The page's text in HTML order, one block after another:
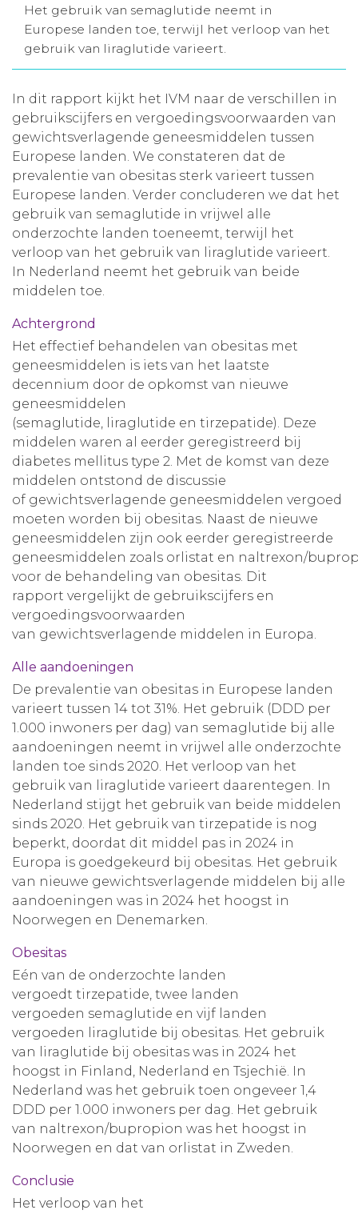
Aanmelden nieuwsbrief
Inloggen
Toegang leeromgeving
Het gebruik van semaglutide neemt in
Europese landen toe, terwijl het verloop van het
gebruik van liraglutide varieert.
In dit rapport kijkt het IVM naar de verschillen in
gebruikscijfers en vergoedingsvoorwaarden van
gewichtsverlagende geneesmiddelen tussen
Europese landen. We constateren dat de
prevalentie van obesitas sterk varieert tussen
Europese landen. Verder concluderen we dat het
gebruik van semaglutide in vrijwel alle
onderzochte landen toeneemt, terwijl het
verloop van het gebruik van liraglutide varieert.
In Nederland neemt het gebruik van beide
middelen toe.
Achtergrond
Het effectief behandelen van obesitas met
geneesmiddelen is iets van het laatste
decennium door de opkomst van nieuwe
geneesmiddelen
(semaglutide, liraglutide en tirzepatide). Deze
middelen waren al eerder geregistreerd bij
diabetes mellitus type 2. Met de komst van deze
middelen ontstond de discussie
of gewichtsverlagende geneesmiddelen vergoed
moeten worden bij obesitas. Naast de nieuwe
geneesmiddelen zijn ook eerder geregistreerde
geneesmiddelen zoals orlistat en naltrexon/
voor de behandeling van obesitas. Dit
rapport vergelijkt de gebruikscijfers en
vergoedingsvoorwaarden
van gewichtsverlagende middelen in Europa.
Alle aandoeningen
De prevalentie van obesitas in Europese landen
varieert tussen 14 tot 31%. Het gebruik (DDD per
1.000 inwoners per dag) van semaglutide bij alle
aandoeningen neemt in vrijwel alle onderzochte
landen toe sinds 2020. Het verloop van het
gebruik van liraglutide varieert daarentegen. In
Nederland stijgt het gebruik van beide middelen
sinds 2020. Het gebruik van tirzepatide is nog
beperkt, doordat dit middel pas in 2024 in
Europa is goedgekeurd bij obesitas. Het gebruik
van nieuwe gewichtsverlagende middelen bij alle
aandoeningen was in 2024 het hoogst in
Noorwegen en Denemarken.
Obesitas
Eén van de onderzochte landen
vergoedt tirzepatide, twee landen
vergoeden semaglutide en vijf landen
vergoeden liraglutide bij obesitas. Het gebruik
van liraglutide bij obesitas was in 2024 het
hoogst in Finland, Nederland en Tsjechië. In
Nederland was het gebruik toen ongeveer 1,4
DDD per 1.000 inwoners per dag. Het gebruik
van naltrexon/bupropion was het hoogst in
Noorwegen en dat van orlistat in Zweden.
Conclusie
Het verloop van het